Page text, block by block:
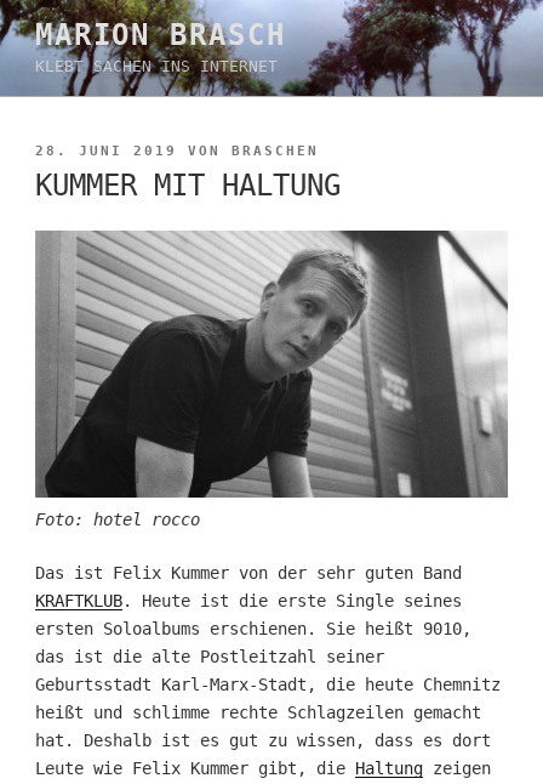
Zum
Inhalt
springen
MARION BRASCH
KLEBT SACHEN INS INTERNET
VERÖFFENTLICHT
AM
28. JUNI 2019 VON BRASCHEN
KUMMER MIT HALTUNG
Foto: hotel rocco
Das ist Felix Kummer von der sehr guten Band
KRAFTKLUB. Heute ist die erste Single seines
ersten Soloalbums erschienen. Sie heißt 9010,
das ist die alte Postleitzahl seiner
Geburtsstadt Karl-Marx-Stadt, die heute Chemnitz
heißt und schlimme rechte Schlagzeilen gemacht
hat. Deshalb ist es gut zu wissen, dass es dort
Leute wie Felix Kummer gibt, die Haltungzeigen